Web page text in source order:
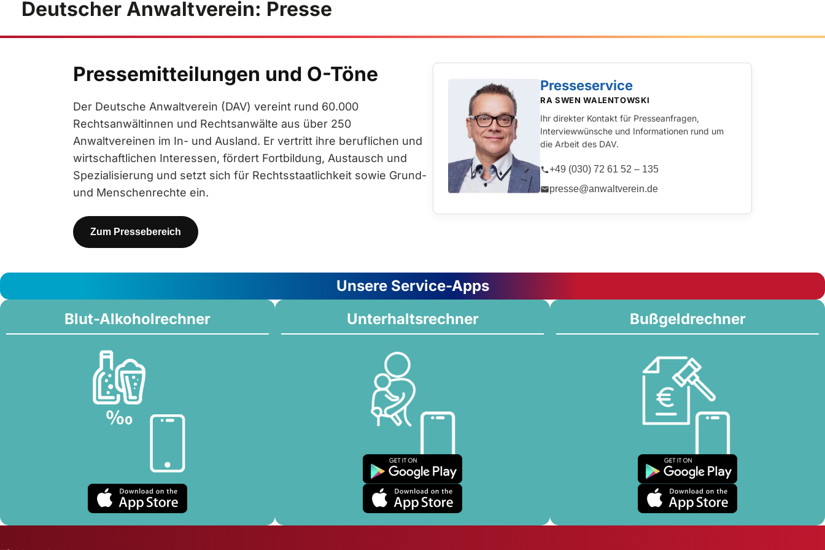
Deutscher Anwaltverein: Presse
Pressemitteilungen und O-Töne
Der Deutsche Anwaltverein (DAV) vereint rund 60.000
Rechtsanwältinnen und Rechtsanwälte aus über 250
Anwaltvereinen im In- und Ausland. Er vertritt ihre beruflichen und
wirtschaftlichen Interessen, fördert Fortbildung, Austausch und
Spezialisierung und setzt sich für Rechtsstaatlichkeit sowie Grund-
und Menschenrechte ein.
Zum Pressebereich
Presseservice
RA SWEN WALENTOWSKI
Ihr direkter Kontakt für Presseanfragen,
Interviewwünsche und Informationen rund um
die Arbeit des DAV.
+49 (030) 72 61 52 – 135
presse@anwaltverein.de
Unsere Service-Apps
Blut-Alkoholrechner
Unterhaltsrechner Bußgeldrechner